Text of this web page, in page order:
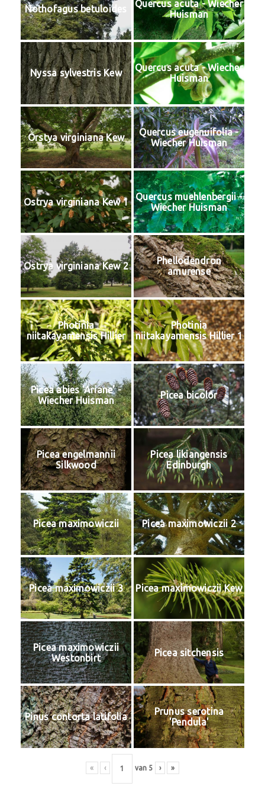
Nothofagus betuloides
Quercus acuta - Wiecher
Huisman
Nyssa sylvestris Kew
Quercus acuta - Wiecher
Huisman
Orstya virginiana Kew
Quercus eugenuifolia -
Wiecher Huisman
Ostrya virginiana Kew 1
Quercus muehlenbergii -
Wiecher Huisman
Ostrya virginiana Kew 2
Phellodendron
amurense
Photinia
niitakayamensis Hillier
Photinia
niitakayamensis Hillier 1
Picea abies 'Ariane' -
Wiecher Huisman
Picea bicolor
Picea engelmannii
Silkwood
Picea likiangensis
Edinburgh
Picea maximowiczii Picea maximowiczii 2
Picea maximowiczii 3 Picea maximowiczii Kew
Picea maximowiczii
Westonbirt
Picea sitchensis
Pinus contorta latifolia
Prunus serotina
'Pendula'
« ‹ van 5 › »